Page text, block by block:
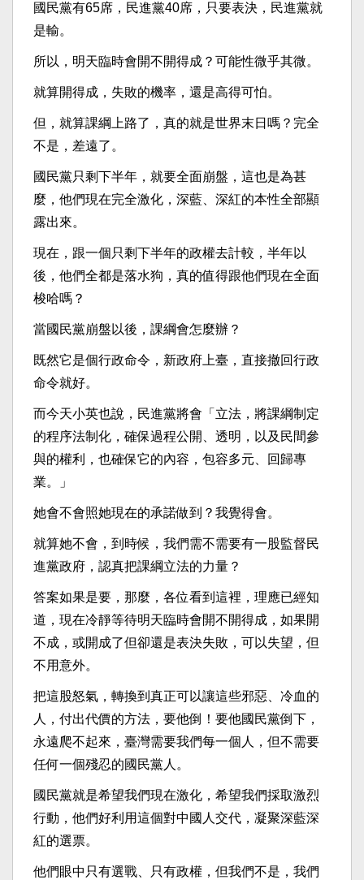
國民黨有65席，民進黨40席，只要表決，民進黨就
是輸。
所以，明天臨時會開不開得成？可能性微乎其微。
就算開得成，失敗的機率，還是高得可怕。
但，就算課綱上路了，真的就是世界末日嗎？完全
不是，差遠了。
國民黨只剩下半年，就要全面崩盤，這也是為甚
麼，他們現在完全激化，深藍、深紅的本性全部顯
露出來。
現在，跟一個只剩下半年的政權去計較，半年以
後，他們全都是落水狗，真的值得跟他們現在全面
梭哈嗎？
當國民黨崩盤以後，課綱會怎麼辦？
既然它是個行政命令，新政府上臺，直接撤回行政
命令就好。
而今天小英也說，民進黨將會「立法，將課綱制定
的程序法制化，確保過程公開、透明，以及民間參
與的權利，也確保它的內容，包容多元、回歸專
業。」
她會不會照她現在的承諾做到？我覺得會。
就算她不會，到時候，我們需不需要有一股監督民
進黨政府，認真把課綱立法的力量？
答案如果是要，那麼，各位看到這裡，理應已經知
道，現在冷靜等待明天臨時會開不開得成，如果開
不成，或開成了但卻還是表決失敗，可以失望，但
不用意外。
把這股怒氣，轉換到真正可以讓這些邪惡、冷血的
人，付出代價的方法，要他倒！要他國民黨倒下，
永遠爬不起來，臺灣需要我們每一個人，但不需要
任何一個殘忍的國民黨人。
國民黨就是希望我們現在激化，希望我們採取激烈
行動，他們好利用這個對中國人交代，凝聚深藍深
紅的選票。
他們眼中只有選戰、只有政權，但我們不是，我們